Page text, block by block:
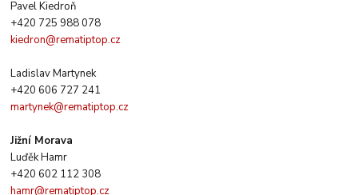
Pavel Kiedroň
+420 725 988 078
kiedron@rematiptop.cz
Ladislav Martynek
+420 606 727 241
martynek@rematiptop.cz
Jižní Morava
Luďěk Hamr
+420 602 112 308
hamr@rematiptop.cz